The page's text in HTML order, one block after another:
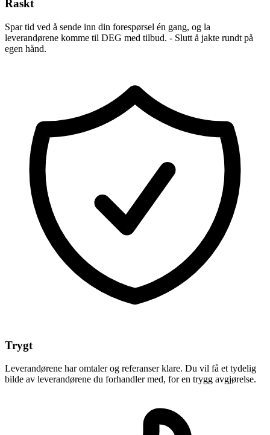
Raskt
Spar tid ved å sende inn din forespørsel én gang, og la
leverandørene komme til DEG med tilbud. - Slutt å jakte rundt på
egen hånd.
Trygt
Leverandørene har omtaler og referanser klare. Du vil få et tydelig
bilde av leverandørene du forhandler med, for en trygg avgjørelse.